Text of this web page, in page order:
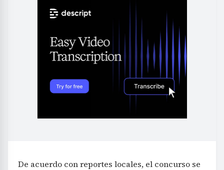
De acuerdo con reportes locales, el concurso se